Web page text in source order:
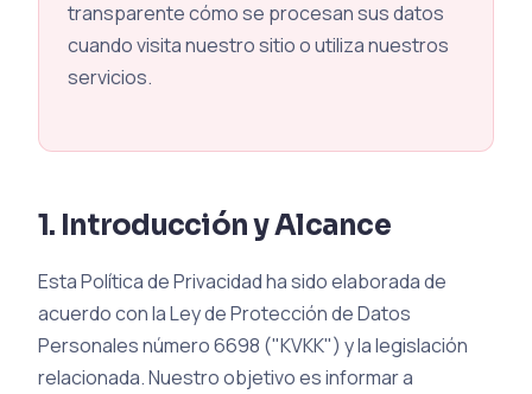
transparente cómo se procesan sus datos
cuando visita nuestro sitio o utiliza nuestros
servicios.
1. Introducción y Alcance
Esta Política de Privacidad ha sido elaborada de
acuerdo con la Ley de Protección de Datos
Personales número 6698 ("KVKK") y la legislación
relacionada. Nuestro objetivo es informar a